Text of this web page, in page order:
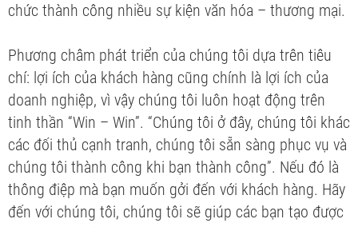
chức thành công nhiều sự kiện văn hóa – thương mại.
Phương châm phát triển của chúng tôi dựa trên tiêu
chí: lợi ích của khách hàng cũng chính là lợi ích của
doanh nghiệp, vì vậy chúng tôi luôn hoạt động trên
tinh thần “Win – Win”. “Chúng tôi ở đây, chúng tôi khác
các đối thủ cạnh tranh, chúng tôi sẵn sàng phục vụ và
chúng tôi thành công khi bạn thành công”. Nếu đó là
thông điệp mà bạn muốn gởi đến với khách hàng. Hãy
đến với chúng tôi, chúng tôi sẽ giúp các bạn tạo được